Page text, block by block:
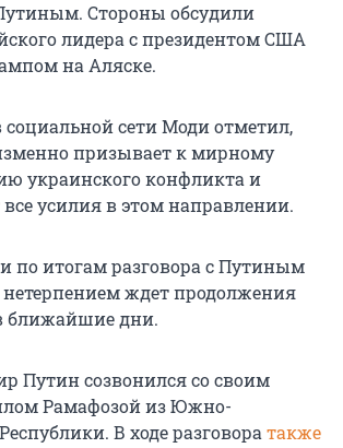
Стороны обсудили
лидера с президентом США
на Аляске.
сети Моди отметил,
призывает к мирному
украинского конфликта и
усилия в этом направлении.
по итогам разговора с Путиным
нетерпением ждет продолжения
ближайшие дни.
Путин созвонился со своим
Рамафозой из Южно-
В ходе разговора также